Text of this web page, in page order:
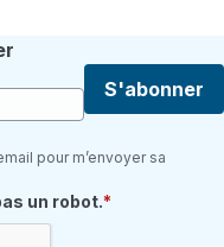
S'abonner
pour m’envoyer sa
un robot.